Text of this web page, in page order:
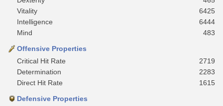
Vitality
6425
Intelligence
6444
Mind
483
Offensive Properties
Critical Hit Rate
2719
Determination
2283
Direct Hit Rate
1615
Defensive Properties